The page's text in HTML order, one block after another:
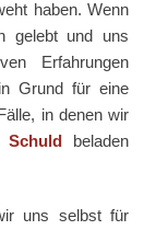
haben. Wenn
gelebt und uns
Erfahrungen
Grund für eine
in denen wir
Schuld beladen
uns selbst für